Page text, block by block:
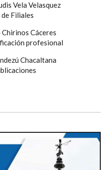
Vela Velasquez
Filiales
Chirinos Cáceres
profesional
Chacaltana